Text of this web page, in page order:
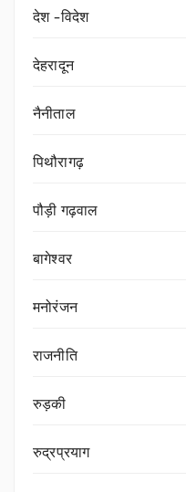
देश -विदेश
देहरादून
नैनीताल
पिथौरागढ़
पौड़ी गढ़वाल
बागेश्वर
मनोरंजन
राजनीति
रुड़की
रुद्रप्रयाग